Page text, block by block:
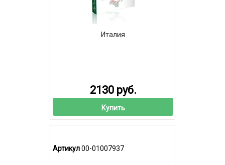
Италия
2130 руб.
Купить
Артикул00-01007937